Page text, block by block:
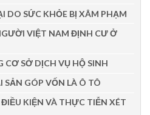
DO SỨC KHỎE BỊ XÂM PHẠM
VIỆT NAM ĐỊNH CƯ Ở
CƠ SỞ DỊCH VỤ HỘ SINH
SẢN GÓP VỐN LÀ Ô TÔ
KIỆN VÀ THỰC TIỄN XÉT